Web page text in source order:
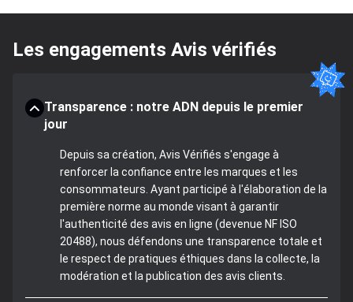
Les engagements Avis vérifiés
Transparence : notre ADN depuis le premier
jour
Depuis sa création, Avis Vérifiés s'engage à
renforcer la confiance entre les marques et les
consommateurs. Ayant participé à l'élaboration de la
première norme au monde visant à garantir
l'authenticité des avis en ligne (devenue NF ISO
20488), nous défendons une transparence totale et
le respect de pratiques éthiques dans la collecte, la
modération et la publication des avis clients.